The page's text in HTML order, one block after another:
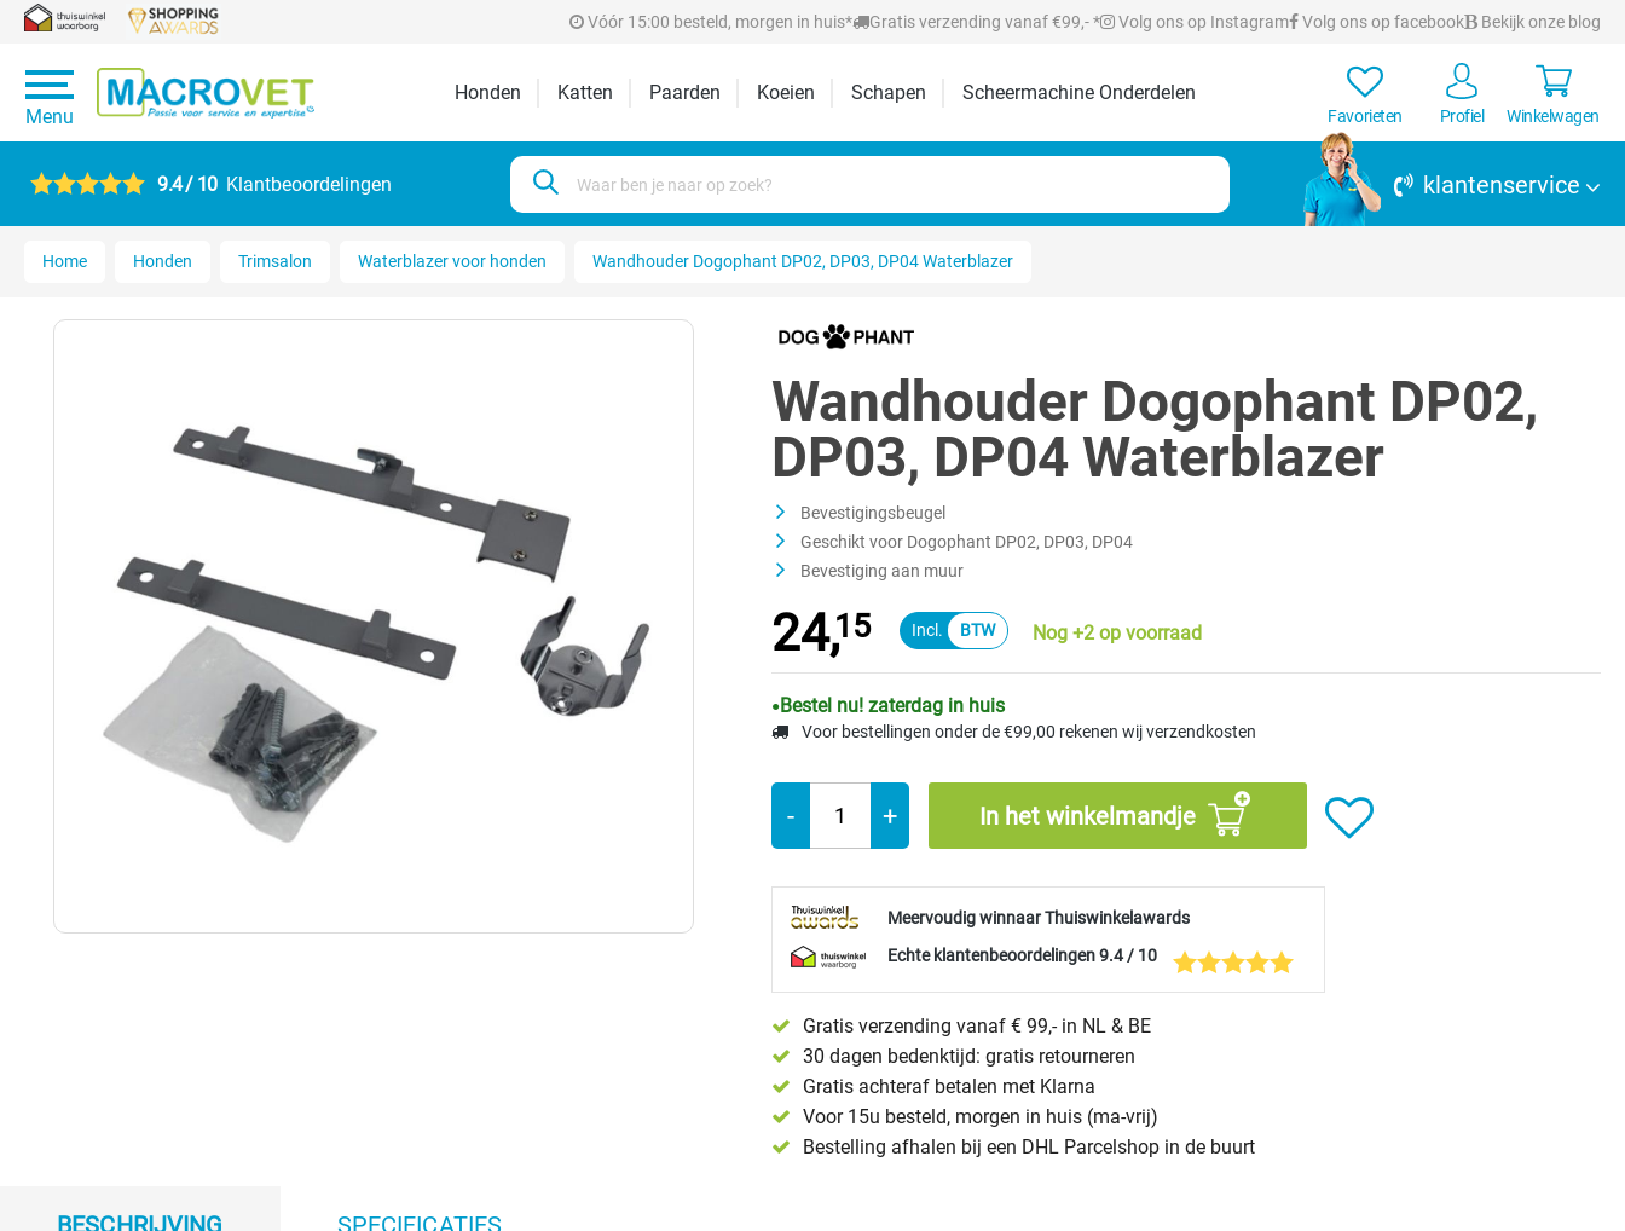
Vóór 15:00 besteld, morgen in huis* Gratis verzending vanaf €99,- * Volg ons op Instagram Volg ons op facebook Bekijk onze blog
Menu
Honden Katten Paarden Koeien Schapen Scheermachine Onderdelen
Favorieten Profiel Winkelwagen
9.4 / 10 Klantbeoordelingen klantenservice
Home Honden Trimsalon Waterblazer voor honden Wandhouder Dogophant DP02, DP03, DP04 Waterblazer
Wandhouder Dogophant DP02,
DP03, DP04 Waterblazer
Bevestigingsbeugel
Geschikt voor Dogophant DP02, DP03, DP04
Bevestiging aan muur
24,15 Nog +2 op voorraad
Bestel nu! zaterdag in huis
Voor bestellingen onder de €99,00 rekenen wij verzendkosten
- + In het winkelmandje
Meervoudig winnaar Thuiswinkelawards
Echte klantenbeoordelingen 9.4 / 10
Gratis verzending vanaf € 99,- in NL & BE
30 dagen bedenktijd: gratis retourneren
Gratis achteraf betalen met Klarna
Voor 15u besteld, morgen in huis (ma-vrij)
Bestelling afhalen bij een DHL Parcelshop in de buurt
BESCHRIJVING SPECIFICATIES